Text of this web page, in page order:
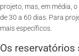
projeto, mas, em média,
de 30 a 60 dias. Para
mais específicos.
Os